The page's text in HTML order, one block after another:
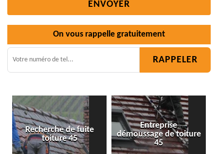
On vous rappelle gratuitement
Entreprise
démoussage de toiture
45
Isolation toiture 45